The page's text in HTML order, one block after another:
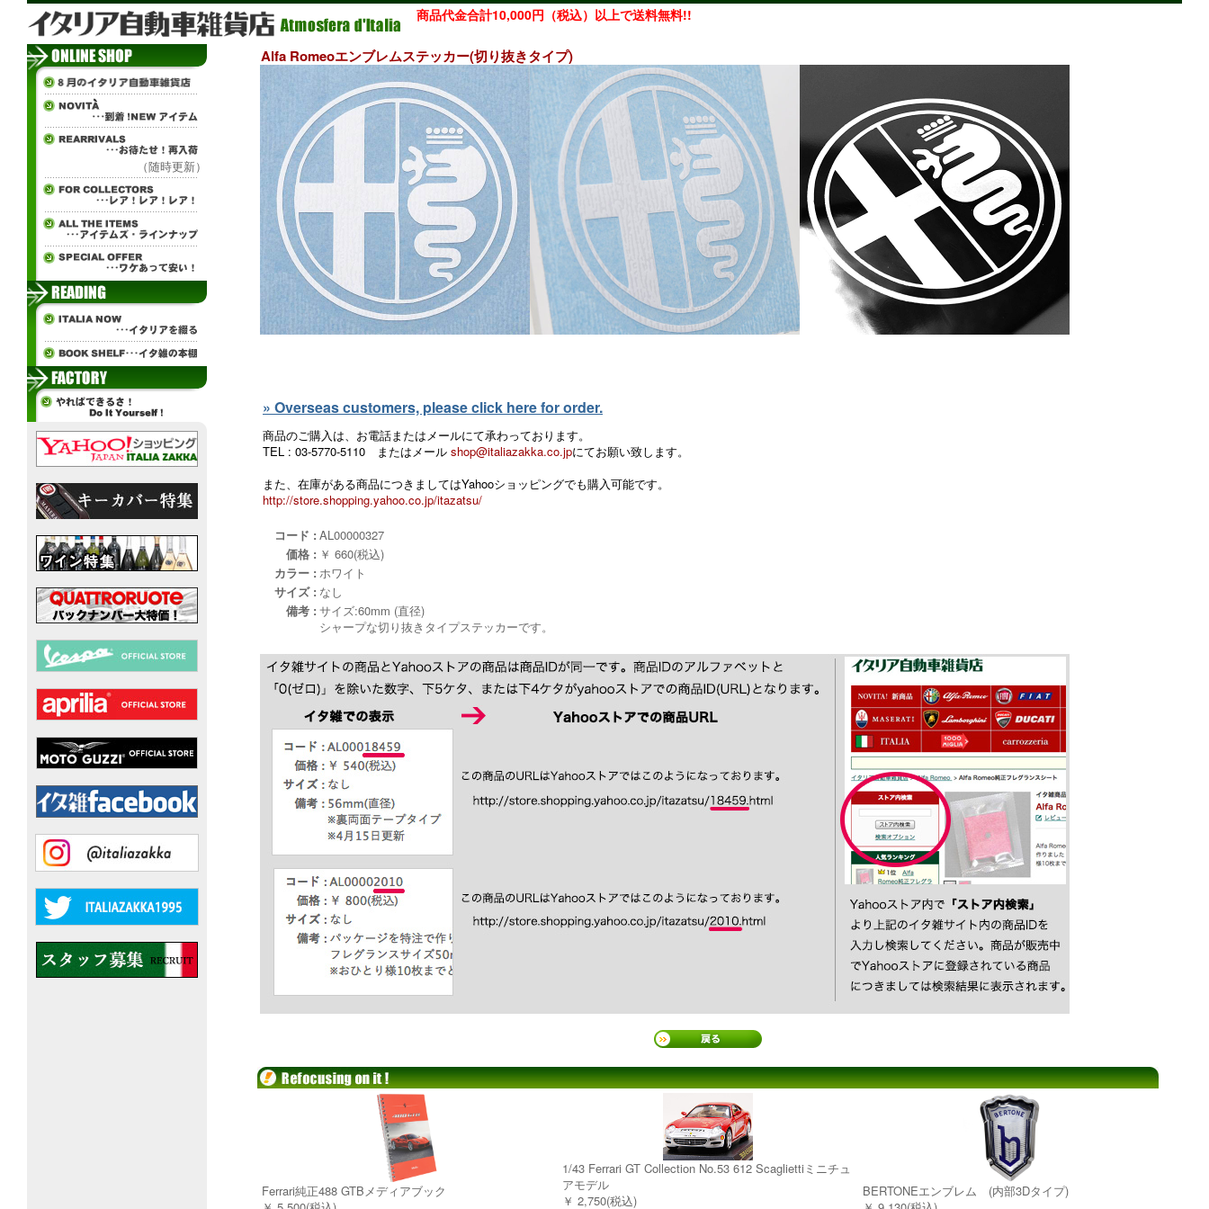
商品代金合計10,000円（税込）以上で送料無料!!
（随時更新）
Alfa Romeoエンブレムステッカー(切り抜きタイプ)
» Overseas customers, please click here for order.
商品のご購入は、お電話またはメールにて承わっております。
TEL : 03-5770-5110 またはメール shop@italiazakka.co.jpにてお願い致します。
また、在庫がある商品につきましてはYahooショッピングでも購入可能です。
http://store.shopping.yahoo.co.jp/itazatsu/
コード : AL00000327
価格 : ￥ 660(税込)
カラー : ホワイト
サイズ : なし
備考 : サイズ:60mm (直径)
シャープな切り抜きタイプステッカーです。
Ferrari純正488 GTBメディアブック
1/43 Ferrari GT Collection No.53 612 Scagliettiミニチュ
アモデル
￥ 2,750(税込)
BERTONEエンブレム (内部3Dタイプ)